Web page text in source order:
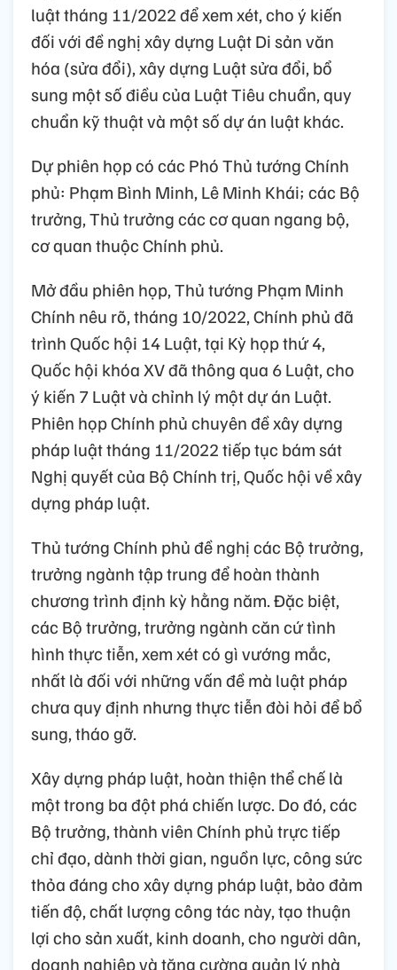
luật tháng 11/2022 để xem xét, cho ý kiến
đối với đề nghị xây dựng Luật Di sản văn
hóa (sửa đổi), xây dựng Luật sửa đổi, bổ
sung một số điều của Luật Tiêu chuẩn, quy
chuẩn kỹ thuật và một số dự án luật khác.
Dự phiên họp có các Phó Thủ tướng Chính
phủ: Phạm Bình Minh, Lê Minh Khái; các Bộ
trưởng, Thủ trưởng các cơ quan ngang bộ,
cơ quan thuộc Chính phủ.
Mở đầu phiên họp, Thủ tướng Phạm Minh
Chính nêu rõ, tháng 10/2022, Chính phủ đã
trình Quốc hội 14 Luật, tại Kỳ họp thứ 4,
Quốc hội khóa XV đã thông qua 6 Luật, cho
ý kiến 7 Luật và chỉnh lý một dự án Luật.
Phiên họp Chính phủ chuyên đề xây dựng
pháp luật tháng 11/2022 tiếp tục bám sát
Nghị quyết của Bộ Chính trị, Quốc hội về xây
dựng pháp luật.
Thủ tướng Chính phủ đề nghị các Bộ trưởng,
trưởng ngành tập trung để hoàn thành
chương trình định kỳ hằng năm. Đặc biệt,
các Bộ trưởng, trưởng ngành căn cứ tình
hình thực tiễn, xem xét có gì vướng mắc,
nhất là đối với những vấn đề mà luật pháp
chưa quy định nhưng thực tiễn đòi hỏi để bổ
sung, tháo gỡ.
Xây dựng pháp luật, hoàn thiện thể chế là
một trong ba đột phá chiến lược. Do đó, các
Bộ trưởng, thành viên Chính phủ trực tiếp
chỉ đạo, dành thời gian, nguồn lực, công sức
thỏa đáng cho xây dựng pháp luật, bảo đảm
tiến độ, chất lượng công tác này, tạo thuận
lợi cho sản xuất, kinh doanh, cho người dân,
doanh nghiệp và tăng cường quản lý nhà